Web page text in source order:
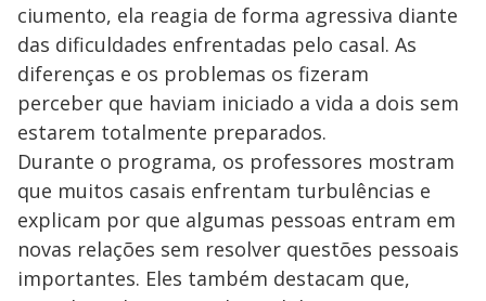
ciumento, ela reagia de forma agressiva diante
das dificuldades enfrentadas pelo casal. As
diferenças e os problemas os fizeram
perceber que haviam iniciado a vida a dois sem
estarem totalmente preparados.
Durante o programa, os professores mostram
que muitos casais enfrentam turbulências e
explicam por que algumas pessoas entram em
novas relações sem resolver questões pessoais
importantes. Eles também destacam que,